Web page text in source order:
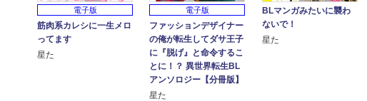
電子版
筋肉系カレシに一生メロ
ってます
星た
電子版
ファッションデザイナー
の俺が転生してダサ王子
に『脱げ』と命令するこ
とに！？ 異世界転生BL
アンソロジー【分冊版】
星た
BLマンガみたいに襲わ
ないで！
星た